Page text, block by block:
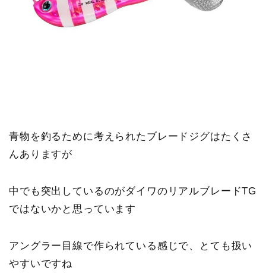
青物を釣るために考えられたブレードジグはたくさ
んありますが
中でも突出しているのがダイワのリアルブレードTG
ではないかと思っています
アングラー目線で作られている感じで、とても扱い
やすいですね